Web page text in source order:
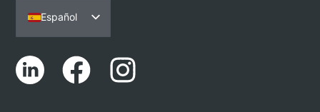
Español
Português
English (UK)